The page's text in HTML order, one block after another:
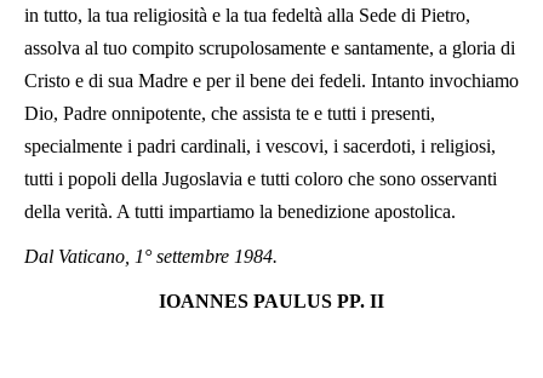
in tutto, la tua religiosità e la tua fedeltà alla Sede di Pietro,
assolva al tuo compito scrupolosamente e santamente, a gloria di
Cristo e di sua Madre e per il bene dei fedeli. Intanto invochiamo
Dio, Padre onnipotente, che assista te e tutti i presenti,
specialmente i padri cardinali, i vescovi, i sacerdoti, i religiosi,
tutti i popoli della Jugoslavia e tutti coloro che sono osservanti
della verità. A tutti impartiamo la benedizione apostolica.
Dal Vaticano, 1° settembre 1984.
IOANNES PAULUS PP. II